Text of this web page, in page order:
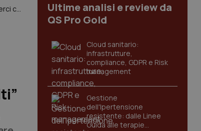
IV Indagine Agenas. Reti oncologiche attive in 17 Regioni. Ma è polemica con le associazioni dei pazienti: “Grave non averci coinvolti”
Ultime analisi e review da
QS Pro Gold
Cloud sanitario:
infrastrutture,
compliance, GDPR e Risk
management
Gestione
dell'Ipertensione
resistente: dalle Linee
Guida alle terapie